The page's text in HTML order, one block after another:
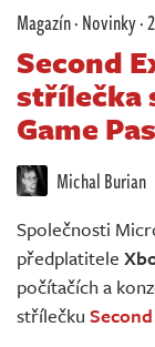
Redakce
Živě
Magazín·Novinky·
Second
střílečka
Game
Michal Burian
Společnosti
předplatitele
počítačích a
střílečku